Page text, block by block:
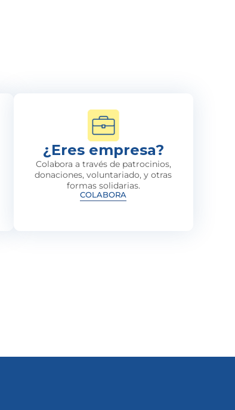
¿Eres empresa?
Colabora a través de patrocinios,
donaciones, voluntariado, y otras
formas solidarias.
COLABORA